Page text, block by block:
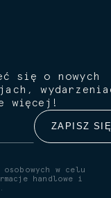
się o nowych
więcej!
osobowych w celu
handlowe i